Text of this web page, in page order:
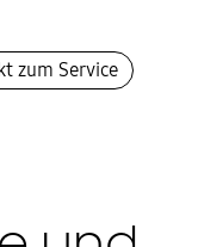
zum Service